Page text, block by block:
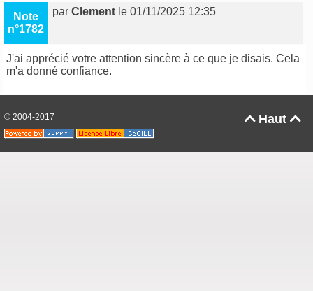
Note
n°1782
parClement le 01/11/2025 12:35
J'ai apprécié votre attention sincère à ce que je disais. Cela
m'a donné confiance.
Haut 
© 2004-2017